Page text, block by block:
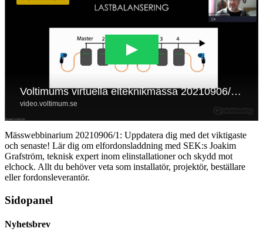
Mässwebbinarium 20210906/1: Uppdatera dig med det viktigaste
och senaste! Lär dig om elfordonsladdning med SEK:s Joakim
Grafström, teknisk expert inom elinstallationer och skydd mot
elchock. Allt du behöver veta som installatör, projektör, beställare
eller fordonsleverantör.
Sidopanel
Nyhetsbrev